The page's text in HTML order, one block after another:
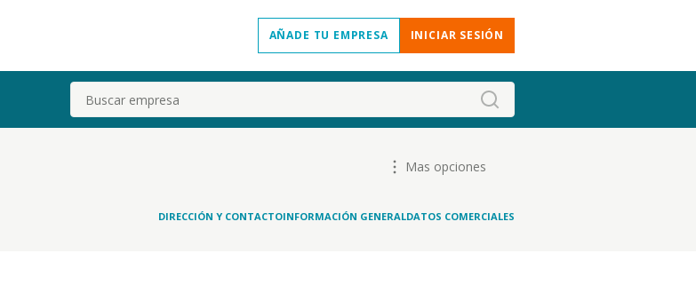
AÑADE TU EMPRESA INICIAR SESIÓN
Buscar
Mas opciones
DIRECCIÓN Y CONTACTOINFORMACIÓN GENERALDATOS COMERCIALES